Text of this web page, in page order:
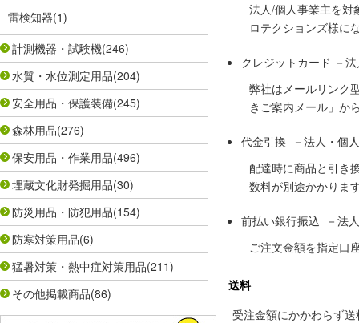
雷検知器(1)
計測機器・試験機(246)
水質・水位測定用品(204)
安全用品・保護装備(245)
森林用品(276)
保安用品・作業用品(496)
埋蔵文化財発掘用品(30)
防災用品・防犯用品(154)
防寒対策用品(6)
猛暑対策・熱中症対策用品(211)
その他掲載商品(86)
法人/個人事業主を対
ロテクションズ様に
クレジットカード －
弊社はメールリンク
きご案内メール」か
代金引換 －法人・個
配達時に商品と引き
数料が別途かかりま
前払い銀行振込 －法
ご注文金額を指定口
送料
受注金額にかかわらず